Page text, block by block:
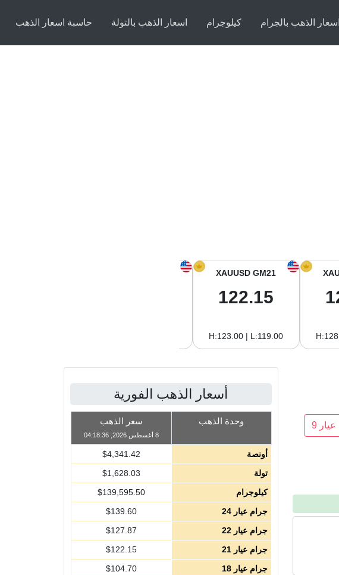
اسعار الذهب بالجرام كيلوجرام اسعار الذهب بالتولة حاسبة اسعار الذهب
XAUUSD GM21
122.15
H:123.00 | L:119.00
عيار 9
أسعار الذهب الفورية
وحدة الذهب سعر الذهب
8 أغسطس 2026, 04:18:36
أونصة $4,341.42
تولة
$1,628.03
كيلوجرام
$139,595.50
جرام عيار 24
$139.60
جرام عيار 22
$127.87
جرام عيار 21
$122.15
جرام عيار 18
$104.70